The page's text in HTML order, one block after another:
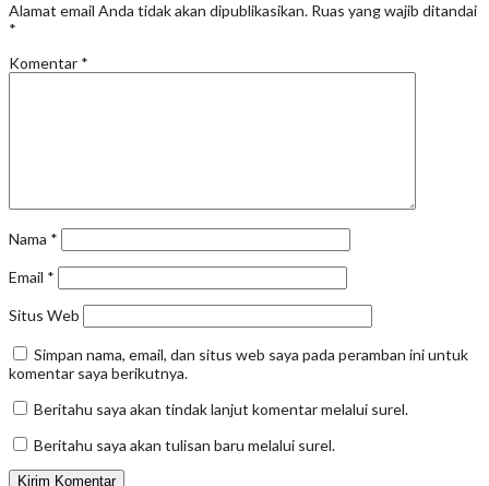
Alamat email Anda tidak akan dipublikasikan. Ruas yang wajib ditandai
*
Komentar *
Nama *
Email *
Situs Web
Simpan nama, email, dan situs web saya pada peramban ini untuk
komentar saya berikutnya.
Beritahu saya akan tindak lanjut komentar melalui surel.
Beritahu saya akan tulisan baru melalui surel.